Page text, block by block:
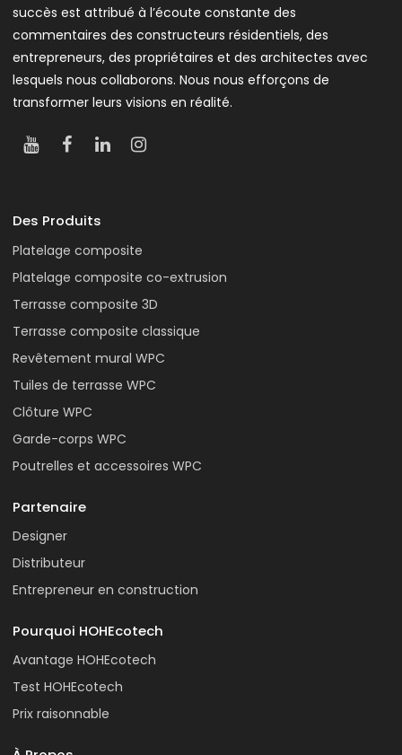
succès est attribué à l’écoute constante des
commentaires des constructeurs résidentiels, des
entrepreneurs, des propriétaires et des architectes avec
lesquels nous collaborons. Nous nous efforçons de
transformer leurs visions en réalité.
Des Produits
Platelage composite
Platelage composite co-extrusion
Terrasse composite 3D
Terrasse composite classique
Revêtement mural WPC
Tuiles de terrasse WPC
Clôture WPC
Garde-corps WPC
Poutrelles et accessoires WPC
Partenaire
Designer
Distributeur
Entrepreneur en construction
Pourquoi HOHEcotech
Avantage HOHEcotech
Test HOHEcotech
Prix raisonnable